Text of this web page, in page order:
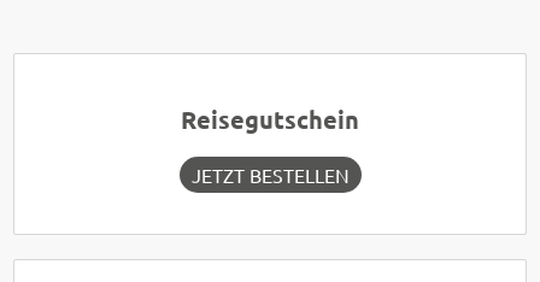
Reisegutschein
JETZT BESTELLEN